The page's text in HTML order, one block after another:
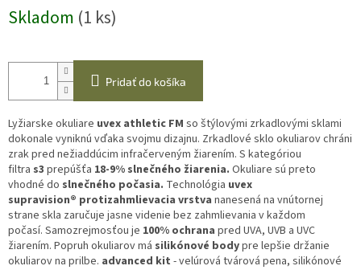
cena:
Skladom (1 ks)
Pridať do košíka
Lyžiarske okuliare uvex athletic FM so štýlovými zrkadlovými sklami
dokonale vyniknú vďaka svojmu dizajnu. Zrkadlové sklo okuliarov chráni
zrak pred nežiaddúcim infračerveným žiarením. S kategóriou
filtra s3 prepúšťa 18-9% slnečného žiarenia. Okuliare sú preto
vhodné do slnečného počasia. Technológia uvex
supravision® protizahmlievacia vrstva nanesená na vnútornej
strane skla zaručuje jasne videnie bez zahmlievania v každom
počasí. Samozrejmosťou je 100% ochrana pred UVA, UVB a UVC
žiarením. Popruh okuliarov má silikónové bodypre lepšie držanie
okuliarov na prilbe. advanced kit - velúrová tvárová pena, silikónové